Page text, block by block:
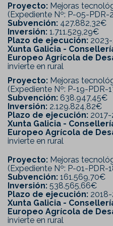
Proyecto: Mejoras
(Expediente Nº: P-05-PDR-
Subvención: 427.882,32€
Inversión: 1.711.529,29€
Plazo de ejecución:
Xunta Galicia -
Europeo Agrícola de
invierte en rural
Proyecto: Mejoras
(Expediente Nº: P-19-PDR-
Subvención: 638.947,45€
Inversión: 2.129.824,82€
Plazo de ejecución:
Xunta Galicia -
Europeo Agrícola de
invierte en rural
Proyecto: Mejoras
(Expediente Nº: P-01-PDR-
Subvención: 161.569,70€
Inversión: 538.565,66€
Plazo de ejecución:
Xunta Galicia -
Europeo Agrícola de
invierte en rural